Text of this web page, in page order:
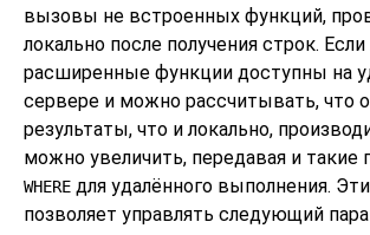
вызовы не встроенных функций,
локально после получения строк.
расширенные функции доступны на
сервере и можно рассчитывать, что
результаты, что и локально,
можно увеличить, передавая и такие
WHERE для удалённого выполнения.
позволяет управлять следующий